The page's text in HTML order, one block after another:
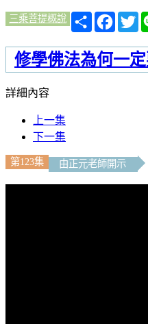
三乘菩提概說
分
享
修學佛法為何一
詳細內容
上一集
下一集
第123集 由正元老師開示